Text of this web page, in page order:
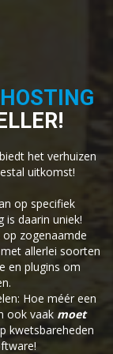
het verhuizen
uitkomst!
op specifiek
is daarin uniek!
zogenaamde
allerlei soorten
en plugins om
Hoe méér een
ook vaak moet
kwetsbareheden